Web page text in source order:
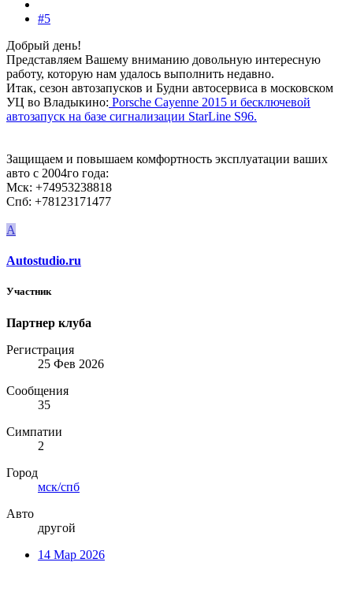
#5
Добрый день!
Представляем Вашему вниманию довольную интересную
работу, которую нам удалось выполнить недавно.
Итак, сезон автозапусков и Будни автосервиса в московском
УЦ во Владыкино: Porsche Cayenne 2015 и бесключевой
автозапуск на базе сигнализации StarLine S96.
Защищаем и повышаем комфортность эксплуатации ваших
авто с 2004го года:
Мск: +74953238818
Спб: +78123171477
A
Autostudio.ru
Участник
Партнер клуба
Регистрация
25 Фев 2026
Сообщения
35
Симпатии
2
Город
мск/спб
Авто
другой
14 Мар 2026